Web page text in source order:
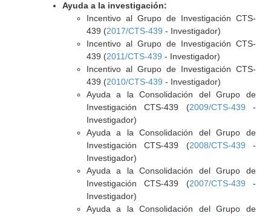
Ayuda a la investigación:
Incentivo al Grupo de Investigación CTS-
439 (2017/CTS-439 - Investigador)
Incentivo al Grupo de Investigación CTS-
439 (2011/CTS-439 - Investigador)
Incentivo al Grupo de Investigación CTS-
439 (2010/CTS-439 - Investigador)
Ayuda a la Consolidación del Grupo de
Investigación CTS-439 (2009/CTS-439 -
Investigador)
Ayuda a la Consolidación del Grupo de
Investigación CTS-439 (2008/CTS-439 -
Investigador)
Ayuda a la Consolidación del Grupo de
Investigación CTS-439 (2007/CTS-439 -
Investigador)
Ayuda a la Consolidación del Grupo de